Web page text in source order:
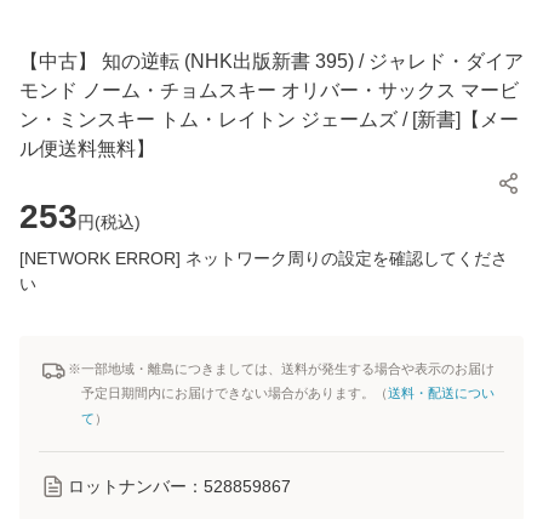
【中古】 知の逆転 (NHK出版新書 395) / ジャレド・ダイア
モンド ノーム・チョムスキー オリバー・サックス マービ
ン・ミンスキー トム・レイトン ジェームズ / [新書]【メー
ル便送料無料】
253円(税込)
[NETWORK ERROR] ネットワーク周りの設定を確認してくださ
い
※一部地域・離島につきましては、送料が発生する場合や表示のお届け
予定日期間内にお届けできない場合があります。（送料・配送につい
て ）
ロットナンバー： 528859867